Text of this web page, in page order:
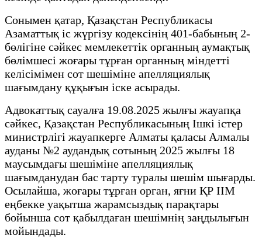
Сонымен қатар, Қазақстан Республикасы
Азаматтық іс жүргізу кодексінің 401-бабының 2-
бөлігіне сәйкес мемлекеттік органның аумақтық
бөлімшесі жоғары тұрған органның міндетті
келісімімен сот шешіміне апелляциялық
шағымдану құқығын іске асырады.
Адвокаттық сауалға 19.08.2025 жылғы жауапқа
сәйкес, Қазақстан Республикасының Ішкі істер
министрлігі жауапкерге Алматы қаласы Алмалы
ауданы №2 аудандық сотының 2025 жылғы 18
маусымдағы шешіміне апелляциялық
шағымданудан бас тарту туралы шешім шығарды.
Осылайша, жоғары тұрған орган, яғни ҚР ІІМ
еңбекке уақытша жарамсыздық парақтары
бойынша сот қабылдаған шешімнің заңдылығын
мойындады.